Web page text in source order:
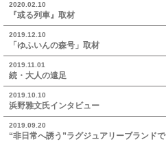
2020.02.10
『或る列車』取材
2019.12.10
「ゆふいんの森号」取材
2019.11.01
続・大人の遠足
2019.10.10
浜野雅文氏インタビュー
2019.09.20
“非日常へ誘う”ラグジュアリーブランド